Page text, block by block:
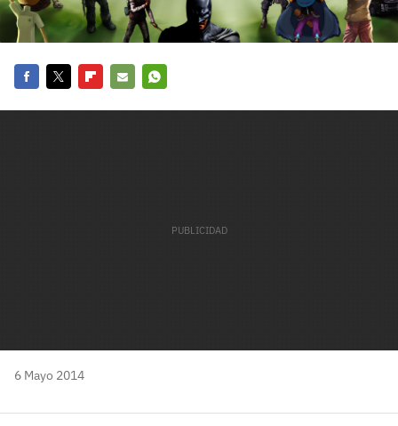
6 Mayo 2014
¿Todavía no tienes cuenta?
Recupera tu acceso con Facebook
carácter inicial), pero no mayúsculas, espacios, tildes
o caracteres especiales.
de participación
Registrarse en 3DJuegos